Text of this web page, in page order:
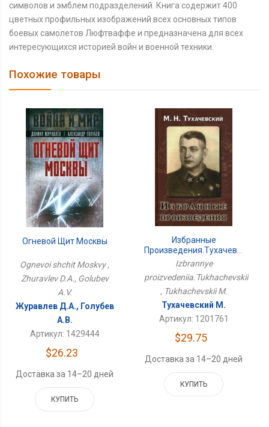
символов и эмблем подразделений. Книга содержит 400
цветных профильных изображений всех основных типов
боевых самолетов Люфтваффе и предназначена для всех
интересующихся историей войн и военной техники.
Похожие товары
Огневой Щит Москвы
Ognevoi shchit Moskvy ,
Zhuravlev D.A., Golubev
A.V.
Журавлев Д.А., Голубев
А.В.
Артикул: 1429444
$26.23
Доставка за 14–20 дней
КУПИТЬ
Избранные
Izbrannye
proizvedeniia.Tukhachevskii
, Tukhachevskii M.
Тухачевский М.
Артикул: 1201761
$29.75
Доставка за 14–20 дней
КУПИТЬ